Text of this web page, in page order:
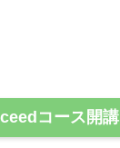
コース開講